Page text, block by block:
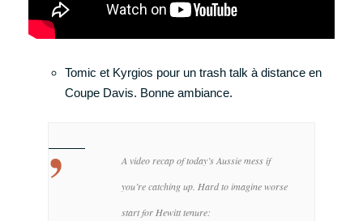
Tomic et Kyrgios pour un trash talk à distance en
Coupe Davis. Bonne ambiance.
A video recap of today’s Aussie mess if
you’re catching up. Hard to imagine worse
start for Hewitt tenure: